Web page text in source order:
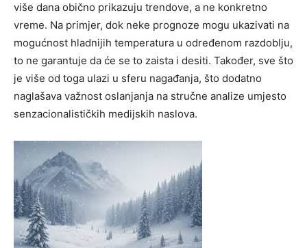
više dana obično prikazuju trendove, a ne konkretno
vreme. Na primjer, dok neke prognoze mogu ukazivati na
mogućnost hladnijih temperatura u određenom razdoblju,
to ne garantuje da će se to zaista i desiti. Također, sve što
je više od toga ulazi u sferu nagađanja, što dodatno
naglašava važnost oslanjanja na stručne analize umjesto
senzacionalističkih medijskih naslova.